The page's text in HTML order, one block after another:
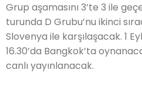
Grup aşamasını 3’te 3 ile
turunda D Grubu’nu ikinci
Slovenya ile karşılaşacak. 1
16.30’da Bangkok’ta
canlı yayınlanacak.